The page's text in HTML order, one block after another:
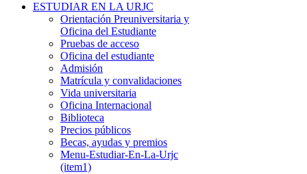
ESTUDIAR EN LA URJC
Orientación Preuniversitaria y
Oficina del Estudiante
Pruebas de acceso
Oficina del estudiante
Admisión
Matrícula y convalidaciones
Vida universitaria
Oficina Internacional
Biblioteca
Precios públicos
Becas, ayudas y premios
Menu-Estudiar-En-La-Urjc
(item1)